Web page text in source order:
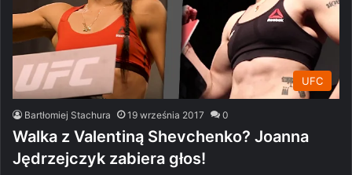
UFC
Bartłomiej Stachura 19 września 2017 0
Walka z Valentiną Shevchenko? Joanna
Jędrzejczyk zabiera głos!